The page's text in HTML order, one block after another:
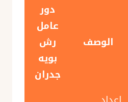
الوصف
دور
عامل
رش
بويه
جدران